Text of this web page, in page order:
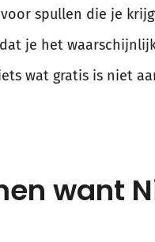
spullen die je
je het
wat gratis is niet
want